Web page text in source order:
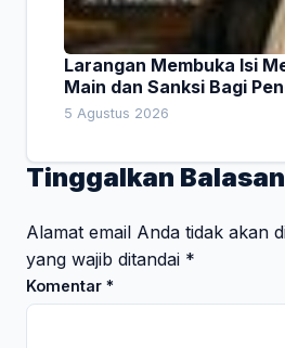
Larangan Membuka Isi
Main dan Sanksi Bagi
5 Agustus 2026
Tinggalkan Balasan
Alamat email Anda tidak akan
yang wajib ditandai *
Komentar *